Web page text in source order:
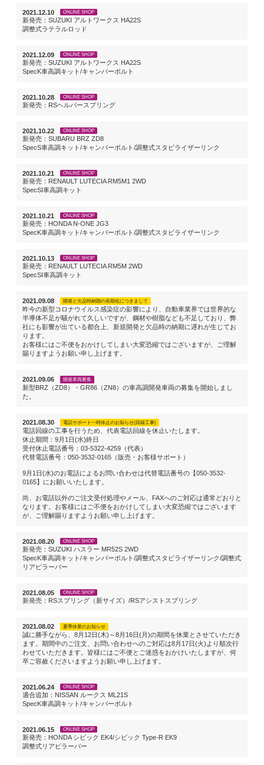
2021.12.10 ONLINE SHOP
新発売：SUZUKI アルトワークス HA22S
調整式ラテラルロッド
2021.12.09 ONLINE SHOP
新発売：SUZUKI アルトワークス HA22S
SpecK車高調キット/キャンバーボルト
2021.10.28 ONLINE SHOP
新発売：RSヘルパースプリング
2021.10.22 ONLINE SHOP
新発売：SUBARU BRZ ZD8
SpecS車高調キット/キャンバーボルト/調整式スタビライザーリンク
2021.10.21 ONLINE SHOP
新発売：RENAULT LUTECIA RM5M1 2WD
SpecSI車高調キット
2021.10.21 ONLINE SHOP
新発売：HONDA N-ONE JG3
SpecK車高調キット/キャンバーボルト/調整式スタビライザーリンク
2021.10.13 ONLINE SHOP
新発売：RENAULT LUTECIA RM5M 2WD
SpecSI車高調キット
2021.09.08 開発と欠品時納期の長期化につきまして
昨今の新型コロナウイルス感染症の影響により、自動車業界では世界的な
半導体不足が騒がれて久しいですが、鋼材や樹脂なども不足しており、弊
社にも影響が出ている都合上、新規開発と欠品時の納期に遅れが生じてお
ります。
お客様にはご不便をおかけしてしまい大変恐縮ではございますが、ご理解
賜りますようお願い申し上げます。
2021.09.06 開発車両募集
新型BRZ（ZD8）・GR86（ZN8）の車高調開発車両の募集を開始しまし
た。
2021.08.30 電話サポート一時休止のお知らせ(回線工事)
電話回線の工事を行うため、代表電話回線を休止いたします。
休止期間：9月1日(水)終日
受付休止電話番号：03-5322-4259（代表）
代替電話番号：050-3532-0165（販売・お客様サポート）
9月1日(水)のお電話によるお問い合わせは代替電話番号の【050-3532-
0165】にお願いいたします。
尚、お電話以外のご注文受付処理やメール、FAXへのご対応は通常どおりと
なります。お客様にはご不便をおかけしてしまい大変恐縮ではございます
が、ご理解賜りますようお願い申し上げます。
2021.08.20 ONLINE SHOP
新発売：SUZUKI ハスラー MR52S 2WD
SpecK車高調キット/キャンバーボルト/調整式スタビライザーリンク/調整式
リアピラーバー
2021.08.05 ONLINE SHOP
新発売：RSスプリング（新サイズ）/RSアシストスプリング
2021.08.02 夏季休業のお知らせ
誠に勝手ながら、8月12日(木)～8月16日(月)の期間を休業とさせていただき
ます。期間中のご注文、お問い合わせへのご対応は8月17日(火)より順次行
わせていただきます。皆様にはご不便とご迷惑をおかけいたしますが、何
卒ご容赦くださいますようお願い申し上げます。
2021.06.24 ONLINE SHOP
適合追加：NISSAN ルークス ML21S
SpecK車高調キット/キャンバーボルト
2021.06.15 ONLINE SHOP
新発売：HONDA シビック EK4/シビック Type-R EK9
調整式リアピラーバー